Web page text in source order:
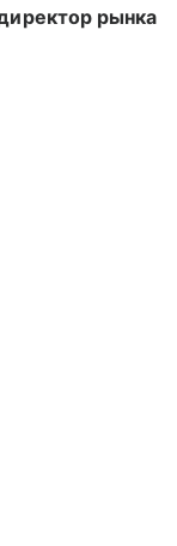
рынка